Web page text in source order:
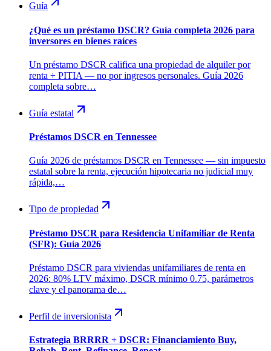
Guía
¿Qué es un préstamo DSCR? Guía completa 2026 para
inversores en bienes raíces
Un préstamo DSCR califica una propiedad de alquiler por
renta ÷ PITIA — no por ingresos personales. Guía 2026
completa sobre…
Guía estatal
Préstamos DSCR en Tennessee
Guía 2026 de préstamos DSCR en Tennessee — sin impuesto
estatal sobre la renta, ejecución hipotecaria no judicial muy
rápida,…
Tipo de propiedad
Préstamo DSCR para Residencia Unifamiliar de Renta
(SFR): Guía 2026
Préstamo DSCR para viviendas unifamiliares de renta en
2026: 80% LTV máximo, DSCR mínimo 0.75, parámetros
clave y el panorama de…
Perfil de inversionista
Estrategia BRRRR + DSCR: Financiamiento Buy,